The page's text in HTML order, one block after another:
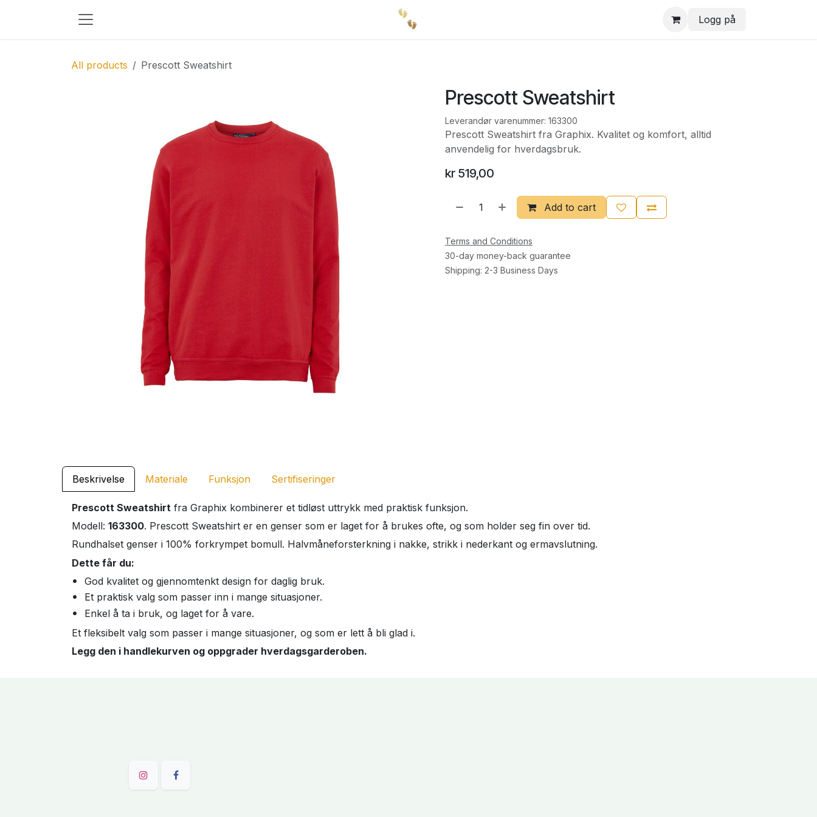
Logg på
All products Prescott Sweatshirt
Prescott Sweatshirt
Leverandør varenummer: 163300
Prescott Sweatshirt fra Graphix. Kvalitet og komfort, alltid
anvendelig for hverdagsbruk.
kr 519,00
Add to cart
Terms and Conditions
30-day money-back guarantee
Shipping: 2-3 Business Days
Beskrivelse Materiale Funksjon Sertifiseringer
Prescott Sweatshirt fra Graphix kombinerer et tidløst uttrykk med praktisk funksjon.
Modell: 163300. Prescott Sweatshirt er en genser som er laget for å brukes ofte, og som holder seg fin over tid.
Rundhalset genser i 100% forkrympet bomull. Halvmåneforsterkning i nakke, strikk i nederkant og ermavslutning.
Dette får du:
God kvalitet og gjennomtenkt design for daglig bruk.
Et praktisk valg som passer inn i mange situasjoner.
Enkel å ta i bruk, og laget for å vare.
Et fleksibelt valg som passer i mange situasjoner, og som er lett å bli glad i.
Legg den i handlekurven og oppgrader hverdagsgarderoben.